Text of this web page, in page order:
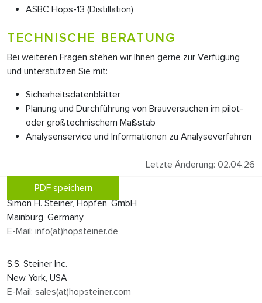
ASBC Hops-13 (Distillation)
TECHNISCHE BERATUNG
Bei weiteren Fragen stehen wir Ihnen gerne zur Verfügung
und unterstützen Sie mit:
Sicherheitsdatenblätter
Planung und Durchführung von Brauversuchen im pilot-
oder großtechnischem Maßstab
Analysenservice und Informationen zu Analyseverfahren
Letzte Änderung: 02.04.26
PDF speichern
Simon H. Steiner, Hopfen, GmbH
Mainburg, Germany
E-Mail: info(at)hopsteiner.de
S.S. Steiner Inc.
New York, USA
E-Mail: sales(at)hopsteiner.com